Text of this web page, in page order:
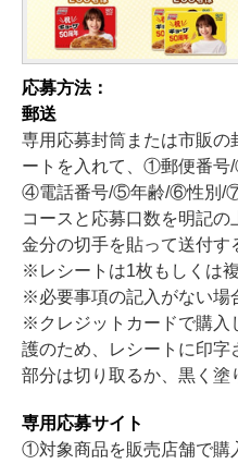
応募方法：
郵送
専用応募封筒または市販の
ートを入れて、①郵便番
④電話番号/⑤年齢/⑥性別/
コースと応募口数を明記
金分の切手を貼って送付す
※レシートは1枚もしくは
※必要事項の記入がない場
※クレジットカードで購入
護のため、レシートに印字
部分は切り取るか、黒く塗
専用応募サイト
①対象商品を販売店舗で購